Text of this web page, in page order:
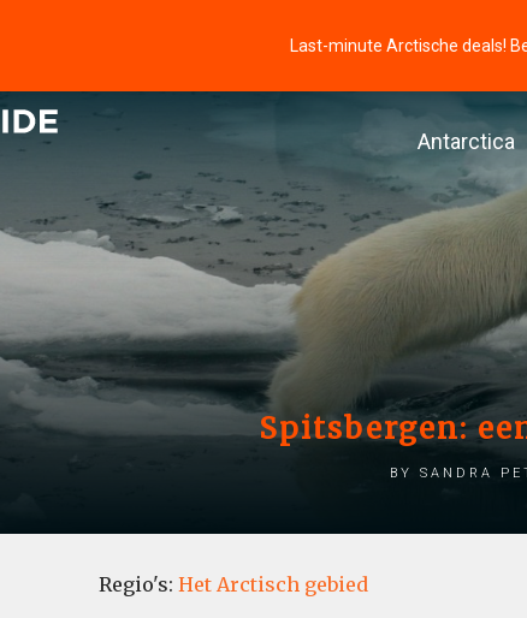
Last-minute Arctische deals!
Antarctica
Spitsbergen:
by Sandra
Regio's: Het Arctisch gebied